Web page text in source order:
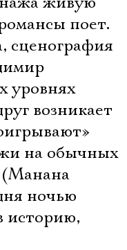
поет.
сценография
уровнях
возникает
на обычных
(Манана
ночью
историю,